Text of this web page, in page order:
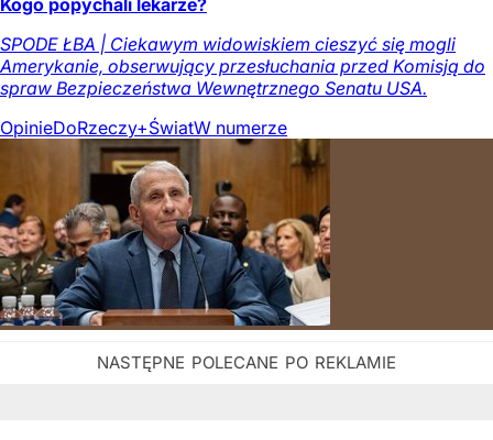
SPODE ŁBA | Ciekawym widowiskiem cieszyć się mogli
Amerykanie, obserwujący przesłuchania przed Komisją do
spraw Bezpieczeństwa Wewnętrznego Senatu USA.
OpinieDoRzeczy+ŚwiatW numerze